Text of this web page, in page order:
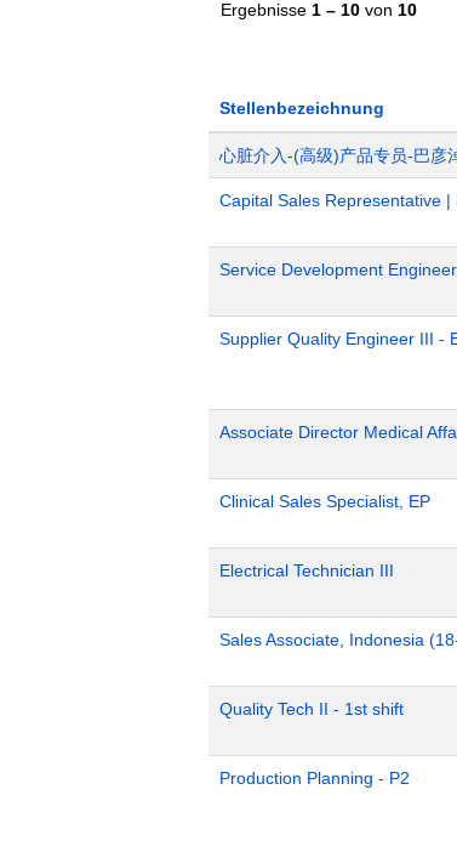
Ergebnisse 1 – 10 von 10
Stellenbezeichnung
心脏介入-(高级)产品专员-巴彦
Capital Sales Representative
Service Development
Supplier Quality Engineer III -
Associate Director Medical
Clinical Sales Specialist, EP
Electrical Technician III
Sales Associate, Indonesia
Quality Tech II - 1st shift
Production Planning - P2